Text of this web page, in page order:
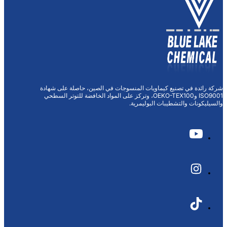
المنسوجات في الصين، حاصلة على شهادة
ISO9001 وOEKO-TEX100، وتركز على المواد الخافضة للتوتر السطحي